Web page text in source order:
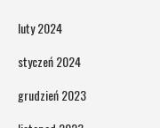
luty 2024
styczeń 2024
grudzień 2023